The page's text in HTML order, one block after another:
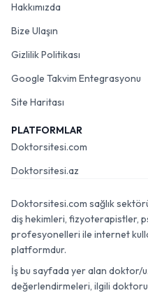
Hakkımızda
Bize Ulaşın
Gizlilik Politikası
Google Takvim Entegrasyonu
Site Haritası
PLATFORMLAR
Doktorsitesi.com
Doktorsitesi.az
Doktorsitesi.com sağlık
diş hekimleri, fizyoterapistler,
profesyonelleri ile internet
platformdur.
İş bu sayfada yer alan doktor/
değerlendirmeleri, ilgili